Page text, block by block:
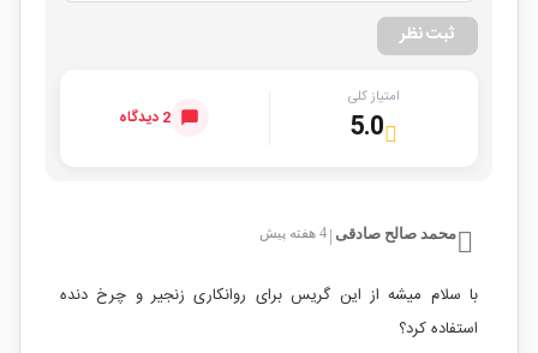
ثبت نظر
امتیاز کلی
5.0 2 دیدگاه
محمد صالح صادقی | 4 هفته پیش
با سلام میشه از این گریس برای روانکاری زنجیر و چرخ دنده
استفاده کرد؟